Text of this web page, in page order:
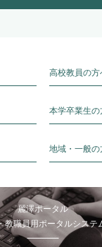
高校教員の方
本学卒業生の
地域・一般の
麗澤ポータル
教職員用ポータルシステ